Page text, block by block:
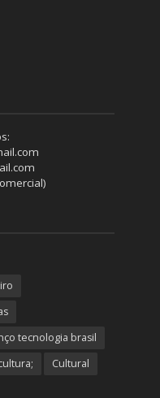
tecnologia brasil
Cultural